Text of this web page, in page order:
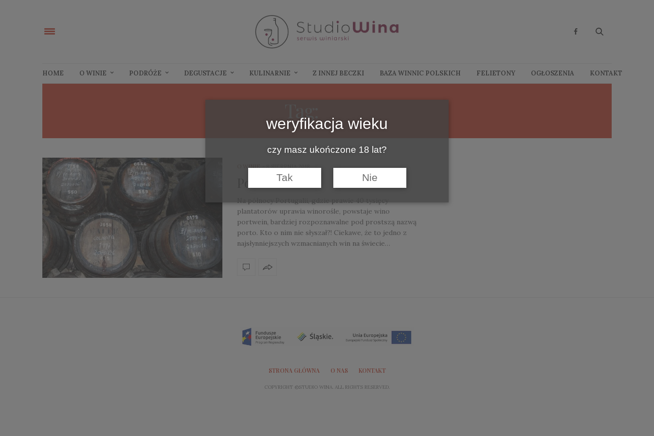
HOME O WINIE PODRÓŻE DEGUSTACJE KULINARNIE Z INNEJ BECZKI BAZA WINNIC POLSKICH FELIETONY OGŁOSZENIA KONTAKT
O WINIE 8 SIERPNIA 2018
Na północy Portugalii, gdzie prawie 40 tysięcy
plantatorów uprawia winorośle, powstaje wino
portwein, bardziej rozpoznawalne pod prostszą nazwą
porto. Kto o nim nie słyszał?! Ciekawe, że to jedno z
najsłynniejszych wzmacnianych win na świecie…
STRONA GŁÓWNA O NAS KONTAKT
COPYRIGHT ©STUDIO WINA. ALL RIGHTS RESERVED.
weryfikacja wieku
czy masz ukończone 18 lat?
Tak Nie